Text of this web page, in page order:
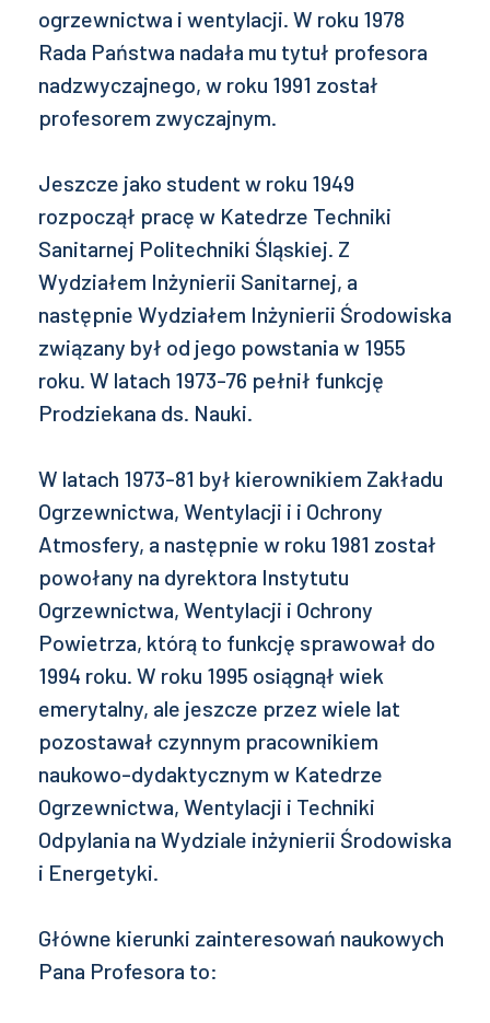
ogrzewnictwa i wentylacji. W roku 1978
Rada Państwa nadała mu tytuł profesora
nadzwyczajnego, w roku 1991 został
profesorem zwyczajnym.
Jeszcze jako student w roku 1949
rozpoczął pracę w Katedrze Techniki
Sanitarnej Politechniki Śląskiej. Z
Wydziałem Inżynierii Sanitarnej, a
następnie Wydziałem Inżynierii Środowiska
związany był od jego powstania w 1955
roku. W latach 1973-76 pełnił funkcję
Prodziekana ds. Nauki.
W latach 1973-81 był kierownikiem Zakładu
Ogrzewnictwa, Wentylacji i i Ochrony
Atmosfery, a następnie w roku 1981 został
powołany na dyrektora Instytutu
Ogrzewnictwa, Wentylacji i Ochrony
Powietrza, którą to funkcję sprawował do
1994 roku. W roku 1995 osiągnął wiek
emerytalny, ale jeszcze przez wiele lat
pozostawał czynnym pracownikiem
naukowo-dydaktycznym w Katedrze
Ogrzewnictwa, Wentylacji i Techniki
Odpylania na Wydziale inżynierii Środowiska
i Energetyki.
Główne kierunki zainteresowań naukowych
Pana Profesora to: